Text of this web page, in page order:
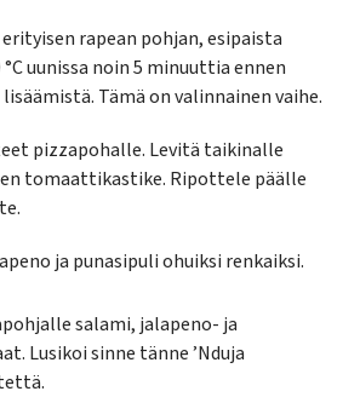
rapean pohjan, esipaista
°C uunissa noin 5 minuuttia ennen
Tämä on valinnainen vaihe.
pizzapohalle. Levitä taikinalle
tomaattikastike. Ripottele päälle
ja punasipuli ohuiksi renkaiksi.
salami, jalapeno- ja
Lusikoi sinne tänne ’Nduja